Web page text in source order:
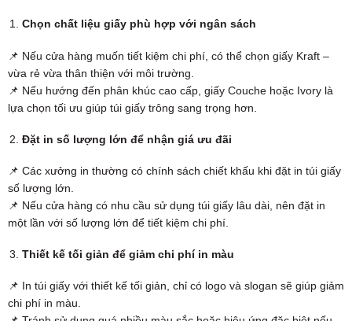
Chọn chất liệu giấy phù hợp với ngân sách
📌 Nếu cửa hàng muốn tiết kiệm chi phí, có thể chọn giấy Kraft –
vừa rẻ vừa thân thiện với môi trường.
📌 Nếu hướng đến phân khúc cao cấp, giấy Couche hoặc Ivory là
lựa chọn tối ưu giúp túi giấy trông sang trọng hơn.
Đặt in số lượng lớn để nhận giá ưu đãi
📌 Các xưởng in thường có chính sách chiết khấu khi đặt in túi giấy
số lượng lớn.
📌 Nếu cửa hàng có nhu cầu sử dụng túi giấy lâu dài, nên đặt in
một lần với số lượng lớn để tiết kiệm chi phí.
Thiết kế tối giản để giảm chi phí in màu
📌 In túi giấy với thiết kế tối giản, chỉ có logo và slogan sẽ giúp giảm
chi phí in màu.